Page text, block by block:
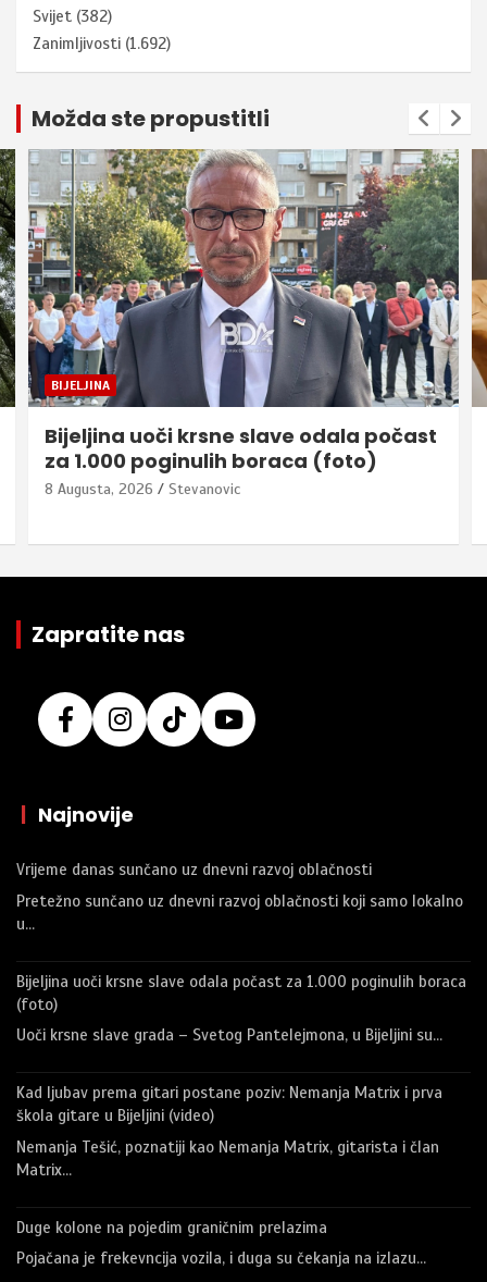
Svijet (382)
Zanimljivosti (1.692)
Možda ste propustitli
BIJELJINA
Bijeljina uoči krsne slave odala počast
za 1.000 poginulih boraca (foto)
8 Augusta, 2026 Stevanovic
Zapratite nas
| Najnovije
Vrijeme danas sunčano uz dnevni razvoj oblačnosti
Pretežno sunčano uz dnevni razvoj oblačnosti koji samo lokalno
u…
Bijeljina uoči krsne slave odala počast za 1.000 poginulih boraca
(foto)
Uoči krsne slave grada – Svetog Pantelejmona, u Bijeljini su…
Kad ljubav prema gitari postane poziv: Nemanja Matrix i prva
škola gitare u Bijeljini (video)
Nemanja Tešić, poznatiji kao Nemanja Matrix, gitarista i član
Matrix…
Duge kolone na pojedim graničnim prelazima
Pojačana je frekevncija vozila, i duga su čekanja na izlazu…